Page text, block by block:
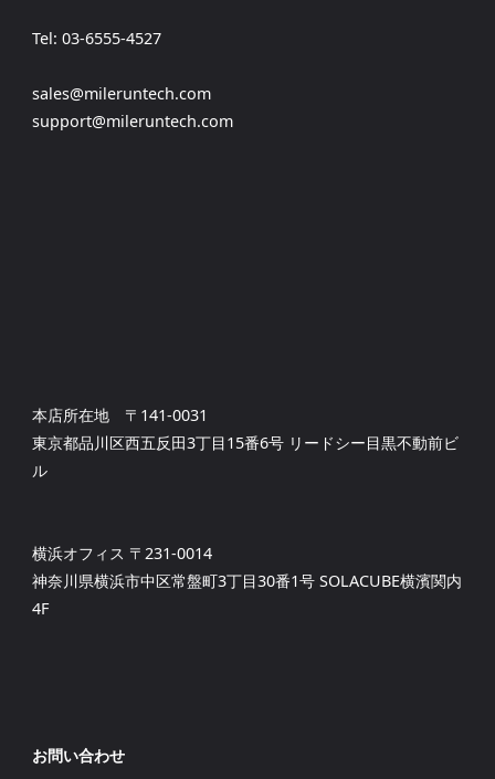
Tel: 03-6555-4527
sales@mileruntech.com
support@mileruntech.com
本店所在地 〒141-0031
東京都品川区西五反田3丁目15番6号 リードシー目黒不動前ビ
ル
横浜オフィス 〒231-0014
神奈川県横浜市中区常盤町3丁目30番1号 SOLACUBE横濱関内
4F
お問い合わせ